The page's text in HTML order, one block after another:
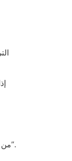
من الناحية العملية، عندما تُظهر لوحة الشروط حجم الخط 9 نقطة، يصبح من الصعب قراءة الحد الأدنى للرهان، وتُفسر هذه التفاصيل الصغيرة كأنها “تحسين تجربة المستخدم”.